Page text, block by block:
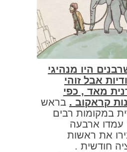
היו מנהיגי
אבל זוהי
מאד , כפי
קראקוב . בראש
במקומות רבים
עמדו ארבעה
את ראשות
חודשית .